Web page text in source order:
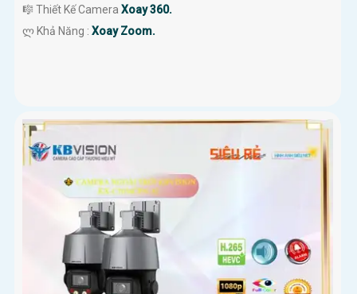
🎼️ Thiết Kế Camera Xoay 360.
️ლ Khả Năng : Xoay Zoom.